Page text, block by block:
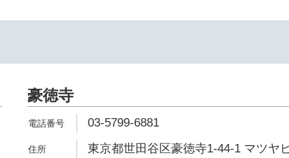
豪徳寺
03-5799-6881
東京都世田谷区豪徳寺1-44-1 マツヤ